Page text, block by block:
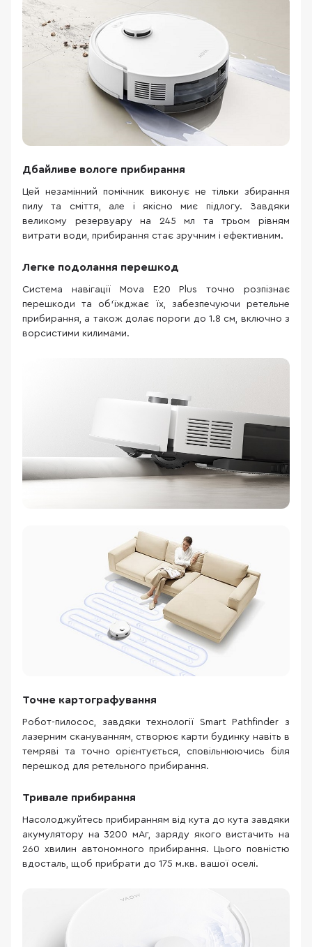
Дбайливе вологе прибирання
Цей незамінний помічник виконує не тільки збирання
пилу та сміття, але і якісно миє підлогу. Завдяки
великому резервуару на 245 мл та трьом рівням
витрати води, прибирання стає зручним і ефективним.
Легке подолання перешкод
Система навігації Mova E20 Plus точно розпізнає
перешкоди та об'їжджає їх, забезпечуючи ретельне
прибирання, а також долає пороги до 1.8 см, включно з
ворсистими килимами.
Точне картографування
Робот-пилосос, завдяки технології Smart Pathfinder з
лазерним скануванням, створює карти будинку навіть в
темряві та точно орієнтується, сповільнюючись біля
перешкод для ретельного прибирання.
Тривале прибирання
Насолоджуйтесь прибиранням від кута до кута завдяки
акумулятору на 3200 мАг, заряду якого вистачить на
260 хвилин автономного прибирання. Цього повністю
вдосталь, щоб прибрати до 175 м.кв. вашої оселі.